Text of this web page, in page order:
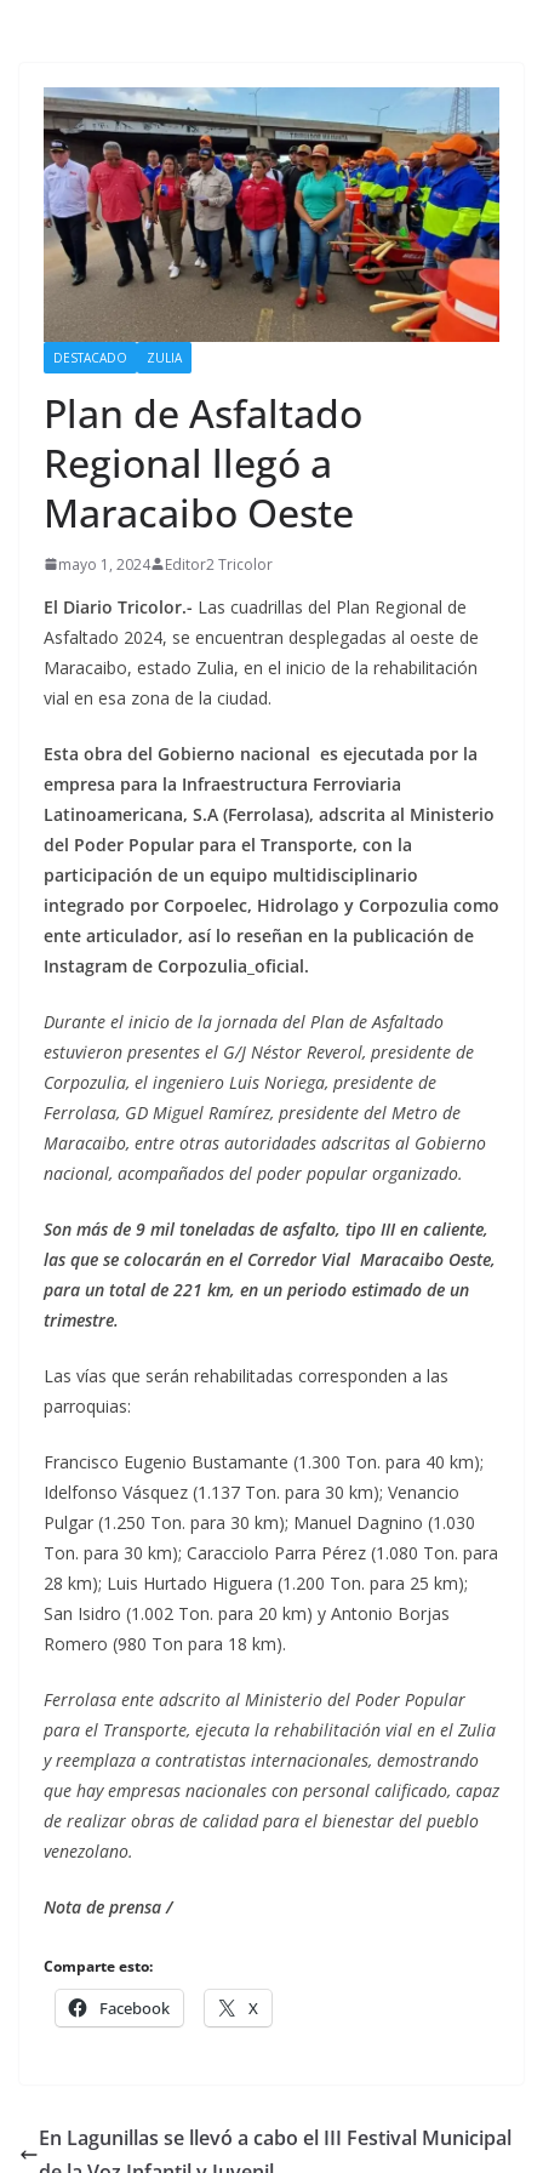
DESTACADO ZULIA
Plan de Asfaltado
Regional llegó a
Maracaibo Oeste
mayo 1, 2024 Editor2 Tricolor
El Diario Tricolor.- Las cuadrillas del Plan Regional de
Asfaltado 2024, se encuentran desplegadas al oeste de
Maracaibo, estado Zulia, en el inicio de la rehabilitación
vial en esa zona de la ciudad.
Esta obra del Gobierno nacional es ejecutada por la
empresa para la Infraestructura Ferroviaria
Latinoamericana, S.A (Ferrolasa), adscrita al Ministerio
del Poder Popular para el Transporte, con la
participación de un equipo multidisciplinario
integrado por Corpoelec, Hidrolago y Corpozulia como
ente articulador, así lo reseñan en la publicación de
Instagram de Corpozulia_oficial.
Durante el inicio de la jornada del Plan de Asfaltado
estuvieron presentes el G/J Néstor Reverol, presidente de
Corpozulia, el ingeniero Luis Noriega, presidente de
Ferrolasa, GD Miguel Ramírez, presidente del Metro de
Maracaibo, entre otras autoridades adscritas al Gobierno
nacional, acompañados del poder popular organizado.
Son más de 9 mil toneladas de asfalto, tipo III en caliente,
las que se colocarán en el Corredor Vial Maracaibo Oeste,
para un total de 221 km, en un periodo estimado de un
trimestre.
Las vías que serán rehabilitadas corresponden a las
parroquias:
Francisco Eugenio Bustamante (1.300 Ton. para 40 km);
Idelfonso Vásquez (1.137 Ton. para 30 km); Venancio
Pulgar (1.250 Ton. para 30 km); Manuel Dagnino (1.030
Ton. para 30 km); Caracciolo Parra Pérez (1.080 Ton. para
28 km); Luis Hurtado Higuera (1.200 Ton. para 25 km);
San Isidro (1.002 Ton. para 20 km) y Antonio Borjas
Romero (980 Ton para 18 km).
Ferrolasa ente adscrito al Ministerio del Poder Popular
para el Transporte, ejecuta la rehabilitación vial en el Zulia
y reemplaza a contratistas internacionales, demostrando
que hay empresas nacionales con personal calificado, capaz
de realizar obras de calidad para el bienestar del pueblo
venezolano.
Nota de prensa /
Comparte esto:
Facebook X
En Lagunillas se llevó a cabo el III Festival Municipal